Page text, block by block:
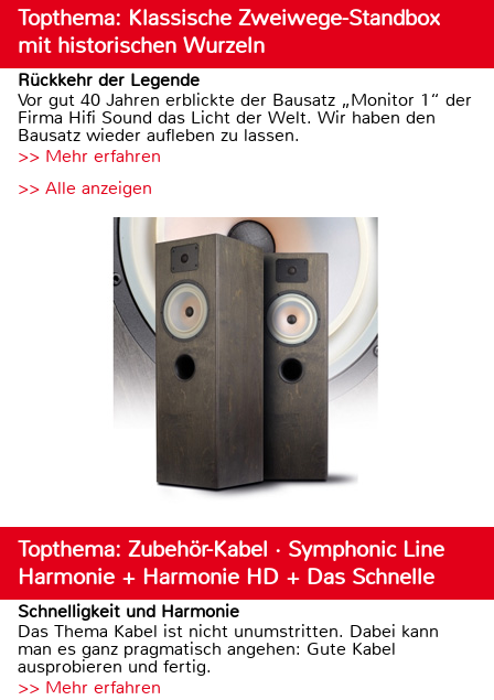
Topthema: Klassische Zweiwege-Standbox
mit historischen Wurzeln
Rückkehr der Legende
Vor gut 40 Jahren erblickte der Bausatz „Monitor 1“ der
Firma Hifi Sound das Licht der Welt. Wir haben den
Bausatz wieder aufleben zu lassen.
>> Mehr erfahren
>> Alle anzeigen
Topthema: Zubehör-Kabel · Symphonic Line
Harmonie + Harmonie HD + Das Schnelle
Schnelligkeit und Harmonie
Das Thema Kabel ist nicht unumstritten. Dabei kann
man es ganz pragmatisch angehen: Gute Kabel
ausprobieren und fertig.
>> Mehr erfahren